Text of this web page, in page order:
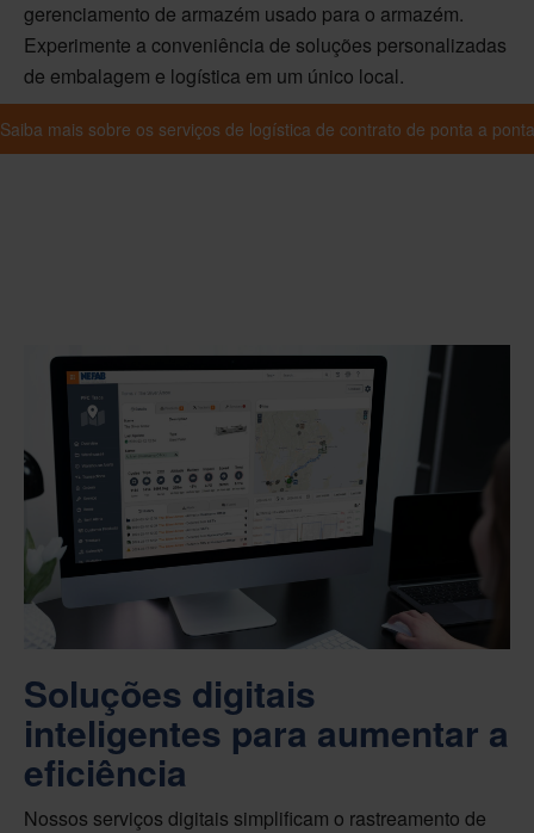
gerenciamento de armazém usado para o armazém.
Experimente a conveniência de soluções personalizadas
de embalagem e logística em um único local.
Saiba mais sobre os serviços de logística de contrato de ponta a ponta
Soluções digitais
inteligentes para aumentar a
eficiência
Nossos serviços digitais simplificam o rastreamento de